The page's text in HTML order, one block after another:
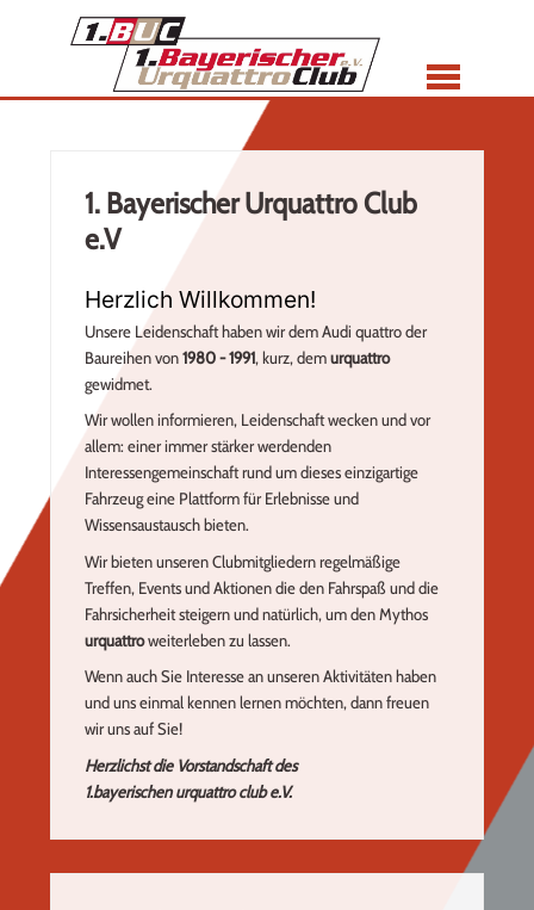
Menü
1. Bayerischer Urquattro Club
e.V
Herzlich Willkommen!
Unsere Leidenschaft haben wir dem Audi quattro der
Baureihen von1980 - 1991, kurz, demurquattro
gewidmet.
Wir wollen informieren, Leidenschaft wecken und vor
allem: einer immer stärker werdenden
Interessengemeinschaft rund um dieses einzigartige
Fahrzeug eine Plattform für Erlebnisse und
Wissensaustausch bieten.
Wir bieten unseren Clubmitgliedern regelmäßige
Treffen, Events und Aktionen die den Fahrspaß und die
Fahrsicherheit steigern und natürlich, um den Mythos
urquattroweiterleben zu lassen.
Wenn auch Sie Interesse an unseren Aktivitäten haben
und uns einmal kennen lernen möchten, dann freuen
wir uns auf Sie!
Herzlichst die Vorstandschaft des
1.bayerischen urquattro club e.V.